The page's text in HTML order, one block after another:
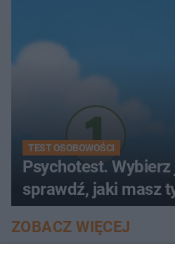
TEST OSOBOWOŚCI
Psychotest.
sprawdź, jaki masz
ZOBACZ WIĘCEJ